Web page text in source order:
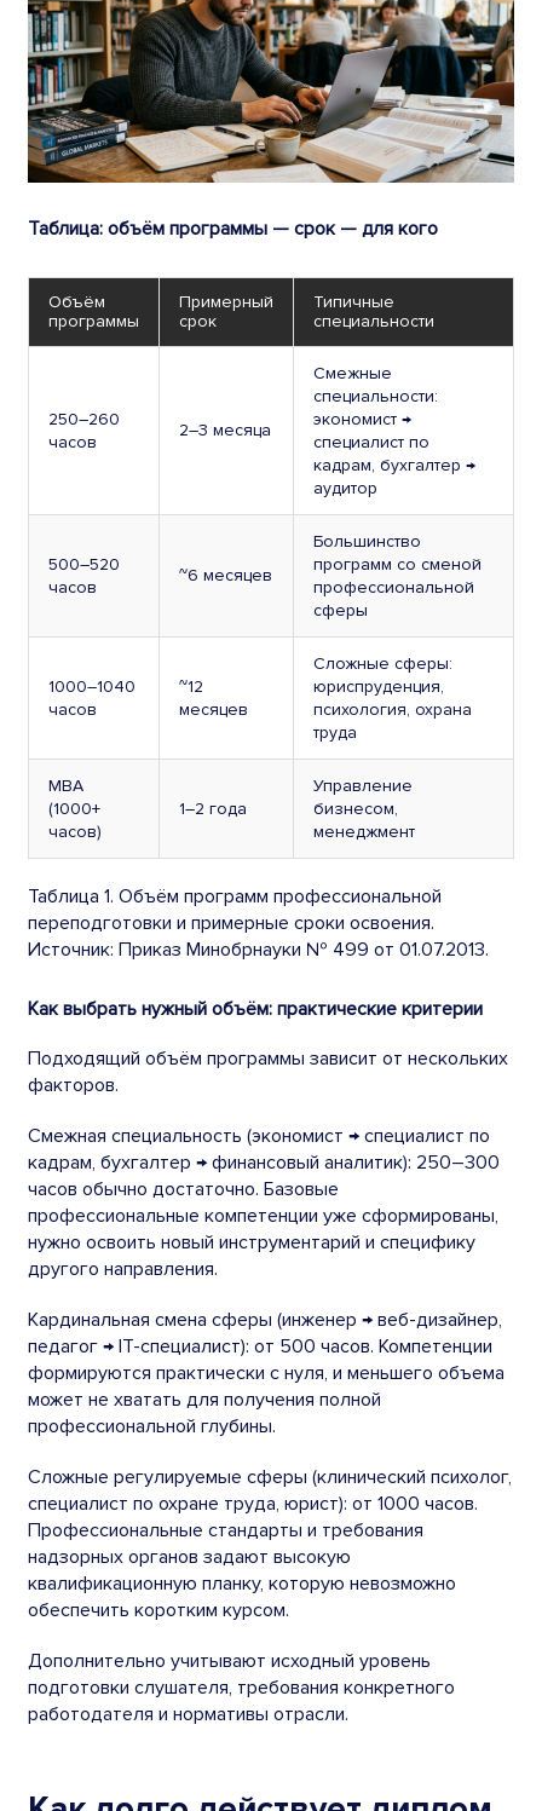
Таблица: объём программы — срок — для кого
Объём
программы
Примерный
срок
Типичные
специальности
250–260
часов
2–3 месяца
Смежные
специальности:
экономист →
специалист по
кадрам, бухгалтер →
аудитор
500–520
часов
~6 месяцев
Большинство
программ со сменой
профессиональной
сферы
1000–1040
часов
~12
месяцев
Сложные сферы:
юриспруденция,
психология, охрана
труда
MBA
(1000+
часов)
1–2 года
Управление
бизнесом,
менеджмент
Таблица 1. Объём программ профессиональной
переподготовки и примерные сроки освоения.
Источник: Приказ Минобрнауки № 499 от 01.07.2013.
Как выбрать нужный объём: практические критерии
Подходящий объём программы зависит от нескольких
факторов.
Смежная специальность (экономист → специалист по
кадрам, бухгалтер → финансовый аналитик): 250–300
часов обычно достаточно. Базовые
профессиональные компетенции уже сформированы,
нужно освоить новый инструментарий и специфику
другого направления.
Кардинальная смена сферы (инженер → веб-дизайнер,
педагог → IT-специалист): от 500 часов. Компетенции
формируются практически с нуля, и меньшего объема
может не хватать для получения полной
профессиональной глубины.
Сложные регулируемые сферы (клинический психолог,
специалист по охране труда, юрист): от 1000 часов.
Профессиональные стандарты и требования
надзорных органов задают высокую
квалификационную планку, которую невозможно
обеспечить коротким курсом.
Дополнительно учитывают исходный уровень
подготовки слушателя, требования конкретного
работодателя и нормативы отрасли.